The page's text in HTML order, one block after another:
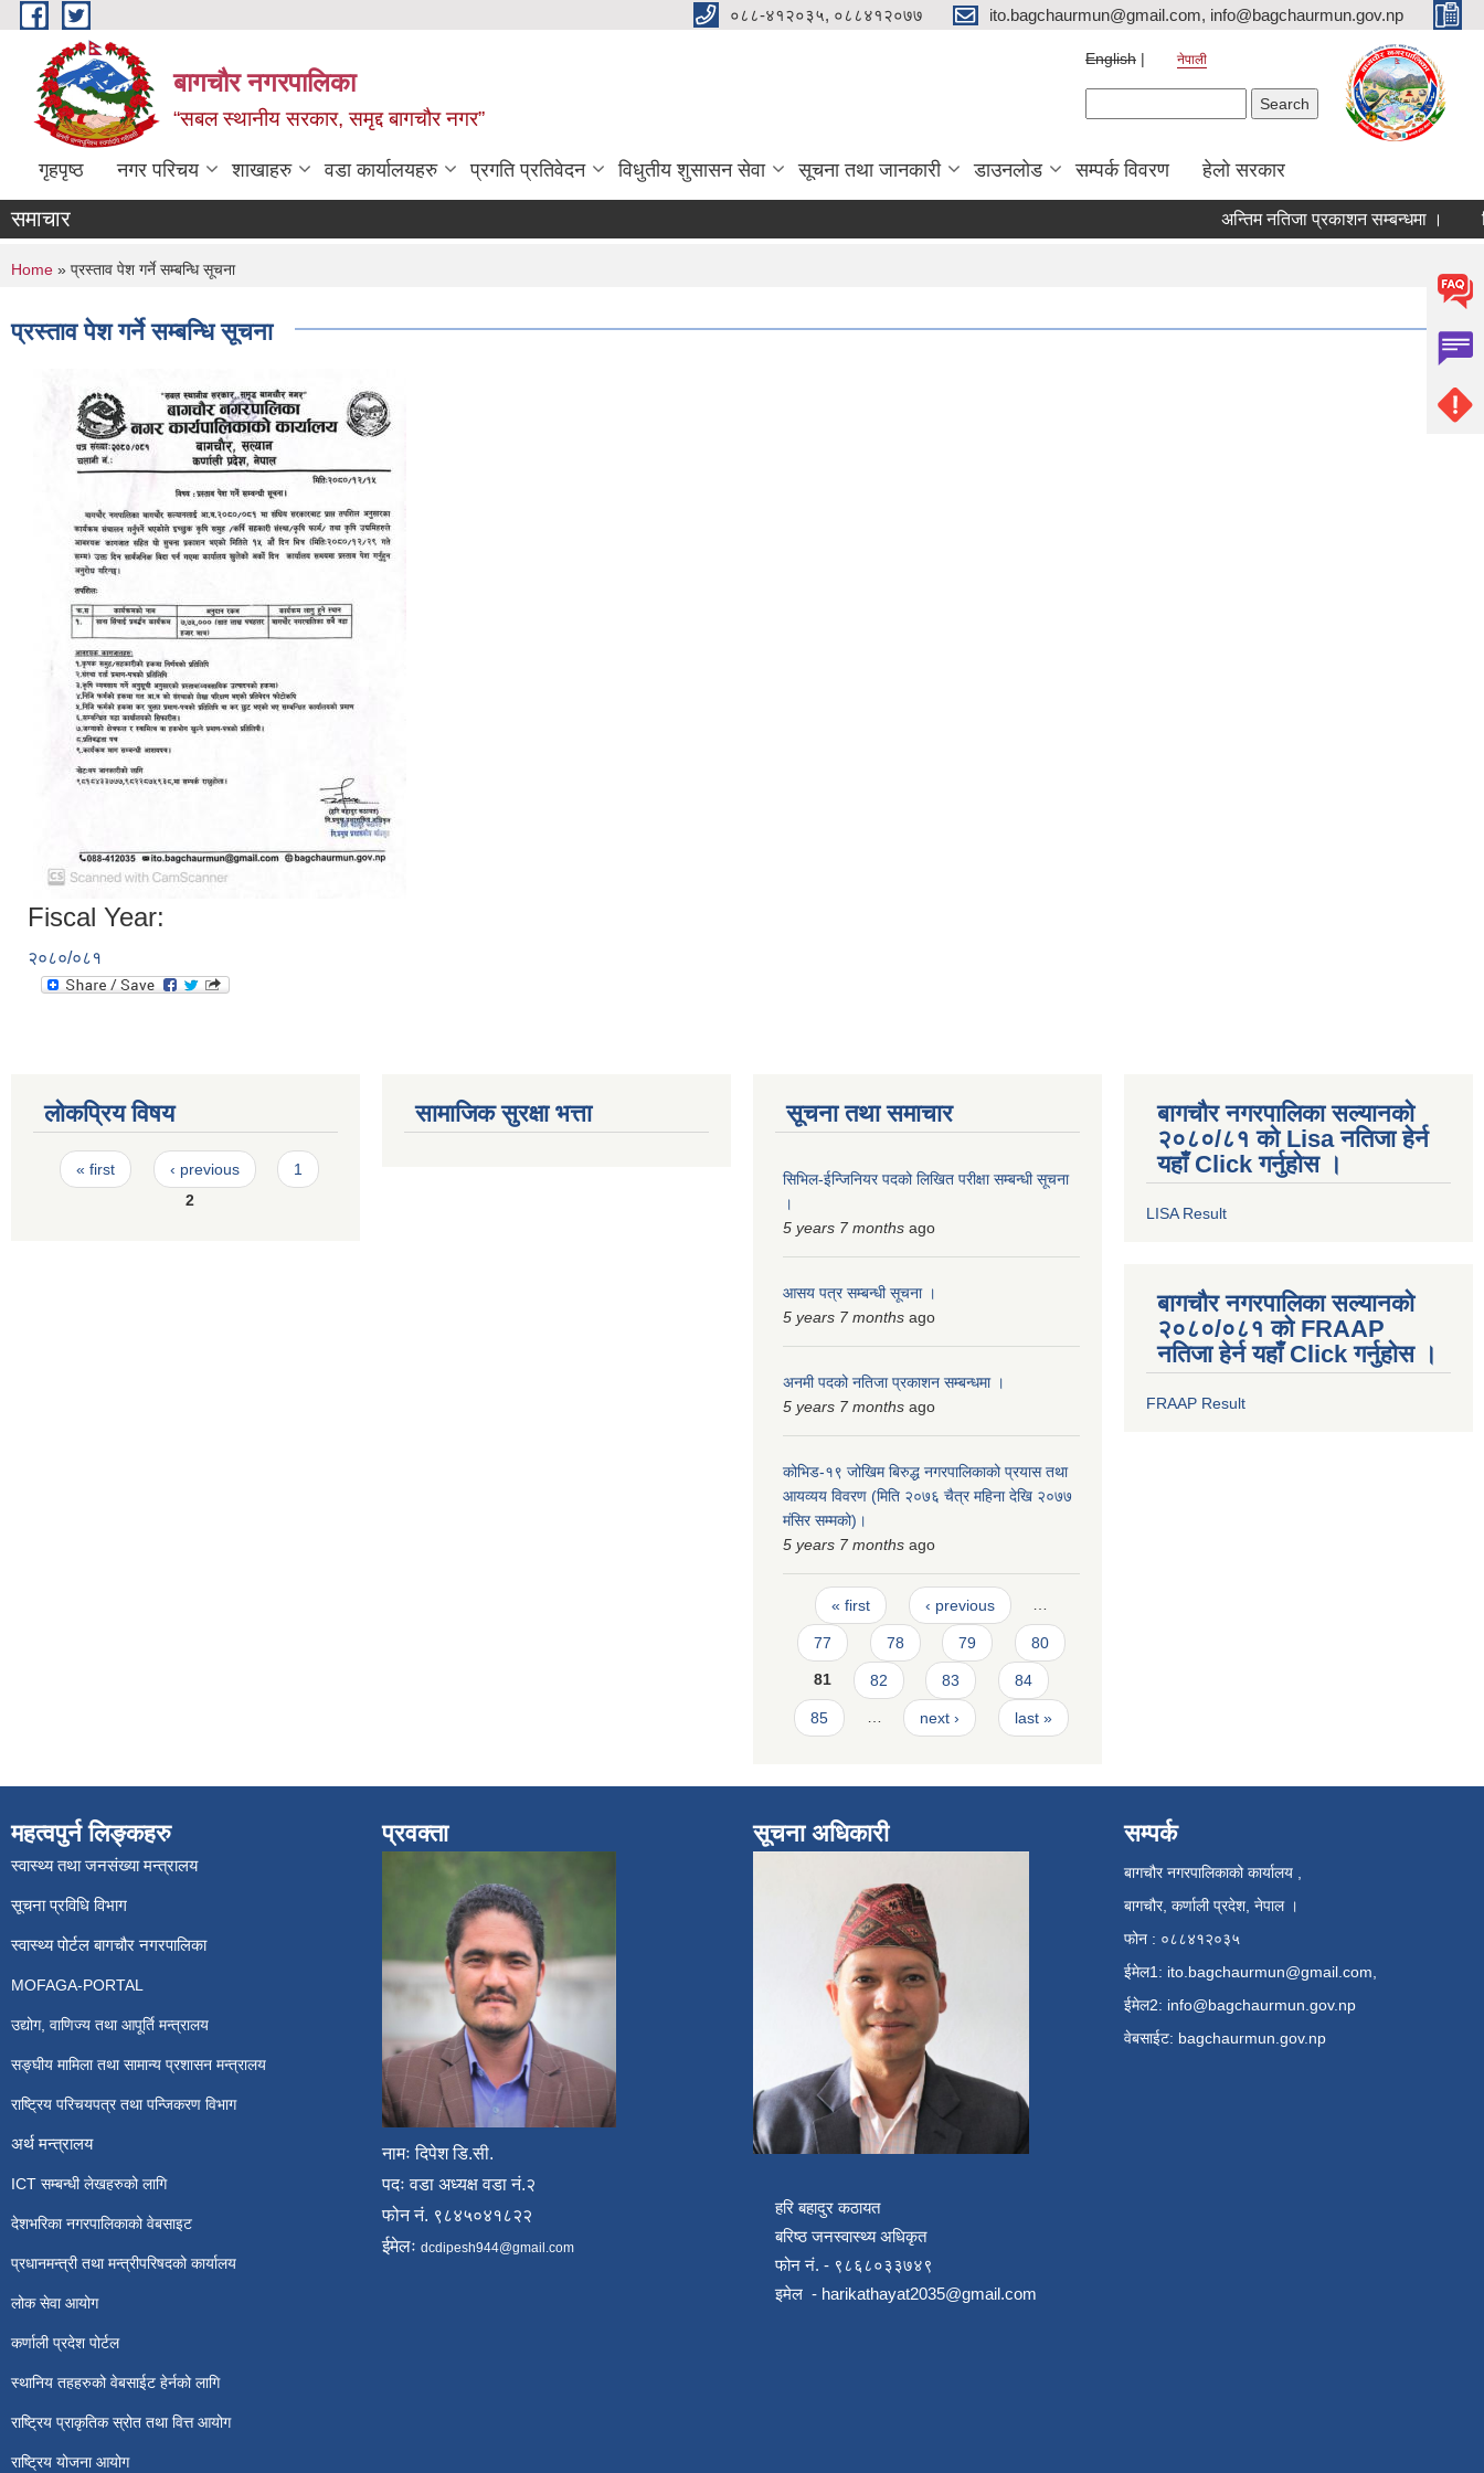
Skip to main content ०८८-४१२०३५, ०८८४१२०७७ ito.bagchaurmun@gmail.com, info@bagchaurmun.gov.np
बागचौर नगरपालिका
“सबल स्थानीय सरकार, समृद्द बागचौर नगर”
English नेपाली
गृहपृष्ठ नगर परिचय शाखाहरु वडा ‍कार्यालयहरु प्रगति प्रतिवेदन विधुतीय शुसासन सेवा सूचना तथा जानकारी डाउनलोड सम्पर्क विवरण हेलो सरकार
समाचार अन्तिम नतिजा प्रकाशन सम्बन्धमा ।
You are here
Home » प्रस्ताव पेश गर्ने सम्बन्धि सूचना
प्रस्ताव पेश गर्ने सम्बन्धि सूचना
Fiscal Year:
२०८०/०८१
लोकप्रिय विषय
Pages
« first ‹ previous
1
2
सामाजिक सुरक्षा भत्ता सूचना तथा समाचार
सिभिल-ईन्जिनियर पदको लिखित परीक्षा सम्बन्धी सूचना
।
5 years 7 months ago
आसय पत्र सम्बन्धी सूचना ।
5 years 7 months ago
अनमी पदको नतिजा प्रकाशन सम्बन्धमा ।
5 years 7 months ago
कोभिड-१९ जोखिम बिरुद्ध नगरपालिकाको प्रयास तथा
आयव्यय विवरण (मिति २०७६ चैत्र महिना देखि २०७७
मंसिर सम्मको)।
5 years 7 months ago
Pages
« first ‹ previous …
77 78 79 80
81 82 83 84
85 … next › last »
बागचौर नगरपालिका सल्यानको
२०८०/८१ को Lisa नतिजा हेर्न
यहाँ Click गर्नुहोस ।
LISA Result
बागचौर नगरपालिका सल्यानको
२०८०/०८१ को FRAAP
नतिजा हेर्न यहाँ Click गर्नुहोस ।
FRAAP Result
महत्वपुर्न लिङ्कहरु
स्वास्थ्य तथा जनसंख्या मन्त्रालय
सूचना प्रविधि विभाग
स्वास्थ्य पोर्टल बागचौर नगरपालिका
MOFAGA-PORTAL
उद्योग, वाणिज्य तथा आपूर्ति मन्त्रालय
सङ्घीय मामिला तथा सामान्य प्रशासन मन्त्रालय
राष्ट्रिय परिचयपत्र तथा पन्जिकरण विभाग
अर्थ मन्त्रालय
ICT सम्बन्धी लेखहरुको लागि
देशभरिका नगरपालिकाको वेबसाइट
प्रधानमन्त्री तथा मन्त्रीपरिषदको कार्यालय
लोक सेवा आयोग
कर्णाली प्रदेश पोर्टल
स्थानिय तहहरुको वेबसाईट हेर्नको लागि
राष्ट्रिय प्राकृतिक स्रोत तथा वित्त आयोग
राष्ट्रिय योजना आयोग
प्रवक्ता
नामः दिपेश डि.सी.
पदः वडा अध्यक्ष वडा नं.२
फोन नं. ९८४५०४१८२२
ईमेलः dcdipesh944@gmail.com
सूचना अधिकारी
हरि बहादुर कठायत
बरिष्ठ जनस्वास्थ्य अधिकृत
फोन नं. - ९८६८०३३७४९
इमेल - harikathayat2035@gmail.com
सम्पर्क
बागचौर नगरपालिकाको कार्यालय ,
बागचौर, कर्णाली प्रदेश, नेपाल ।
फोन : ०८८४१२०३५
ईमेल1: ito.bagchaurmun@gmail.com
ईमेल2: info@bagchaurmun.gov.np
वे‍बसाईट: bagchaurmun.gov.np